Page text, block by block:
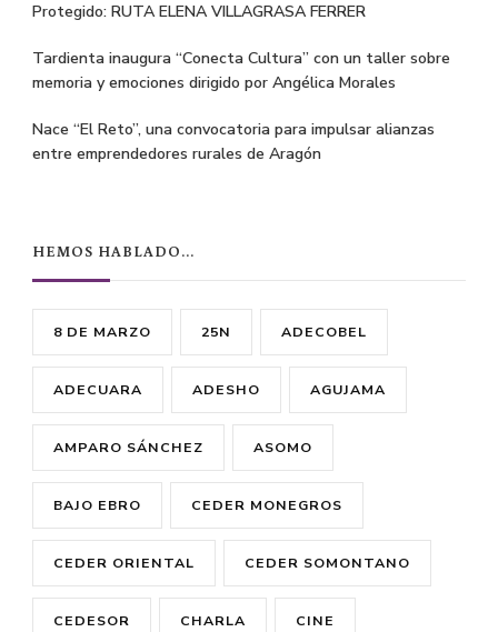
Protegido: RUTA ELENA VILLAGRASA FERRER
Tardienta inaugura “Conecta Cultura” con un taller sobre
memoria y emociones dirigido por Angélica Morales
Nace “El Reto”, una convocatoria para impulsar alianzas
entre emprendedores rurales de Aragón
HEMOS HABLADO…
8 DE MARZO 25N ADECOBEL
ADECUARA ADESHO AGUJAMA
AMPARO SÁNCHEZ ASOMO
BAJO EBRO CEDER MONEGROS
CEDER ORIENTAL CEDER SOMONTANO
CEDESOR CHARLA CINE